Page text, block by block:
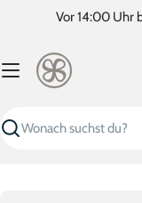
springen
Vor 14:00 Uhr
Suchen